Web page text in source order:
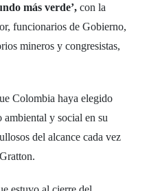
más verde’, con la
funcionarios de Gobierno,
mineros y congresistas,
Colombia haya elegido
ambiental y social en su
del alcance cada vez